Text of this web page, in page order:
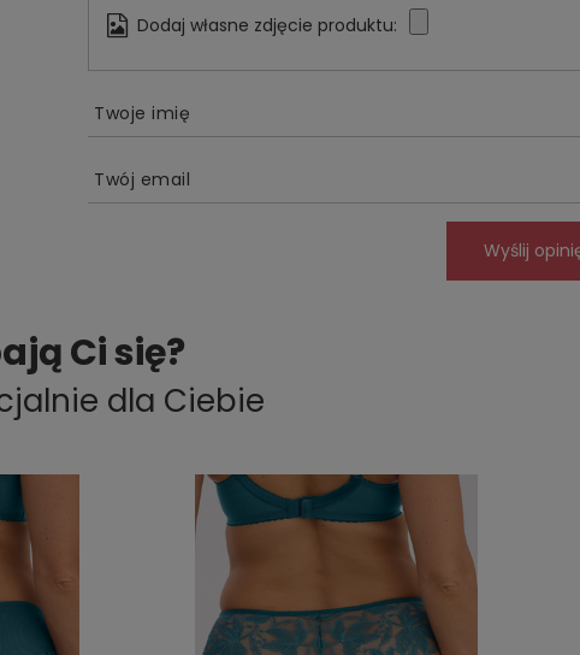
Dodaj własne zdjęcie produktu:
Twoje imię
Twój email
Wyślij
Ci się?
dla Ciebie